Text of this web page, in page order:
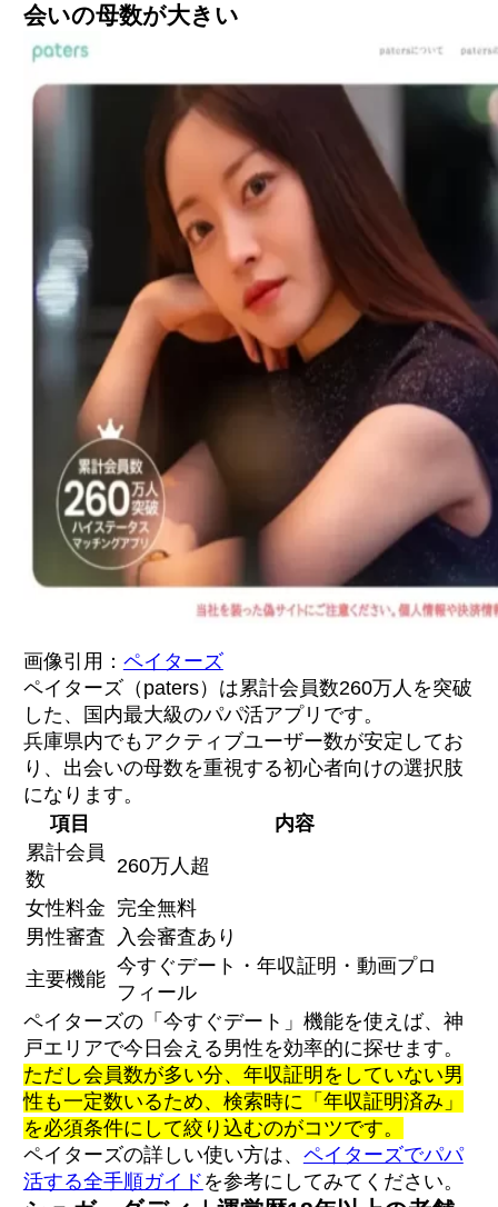
会いの母数が大きい
画像引用： ペイターズ
ペイターズ（paters）は累計会員数260万人を突破
した、国内最大級のパパ活アプリです。
兵庫県内でもアクティブユーザー数が安定してお
り、出会いの母数を重視する初心者向けの選択肢
になります。
項目
内容
累計会員
数
260万人超
女性料金 完全無料
男性審査
入会審査あり
主要機能
今すぐデート・年収証明・動画プロ
フィール
ペイターズの「今すぐデート」機能を使えば、神
戸エリアで今日会える男性を効率的に探せます。
ただし会員数が多い分、年収証明をしていない男
性も一定数いるため、検索時に「年収証明済み」
を必須条件にして絞り込むのがコツです。
ペイターズの詳しい使い方は、 ペイターズでパパ
活する全手順ガイド を参考にしてみてください。